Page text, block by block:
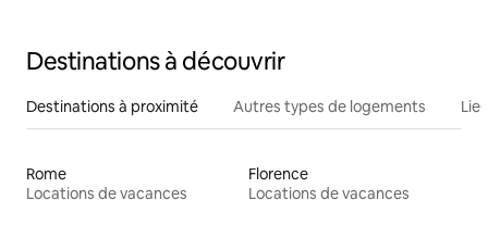
Destinations à découvrir
Destinations à proximité Autres types de logements
Rome
Locations de vacances
Florence
Locations de vacances